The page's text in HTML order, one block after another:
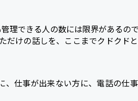
理できる人の数には限界があるの
だけの話しを、ここまでクドクド
仕事が出来ない方に、電話の仕